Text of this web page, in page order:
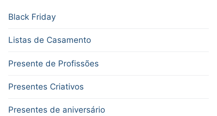
Black Friday
Listas de Casamento
Presente de Profissões
Presentes Criativos
Presentes de aniversário